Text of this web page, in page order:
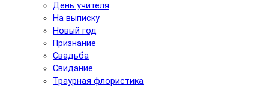
День учителя
На выписку
Новый год
Признание
Свадьба
Свидание
Траурная флористика